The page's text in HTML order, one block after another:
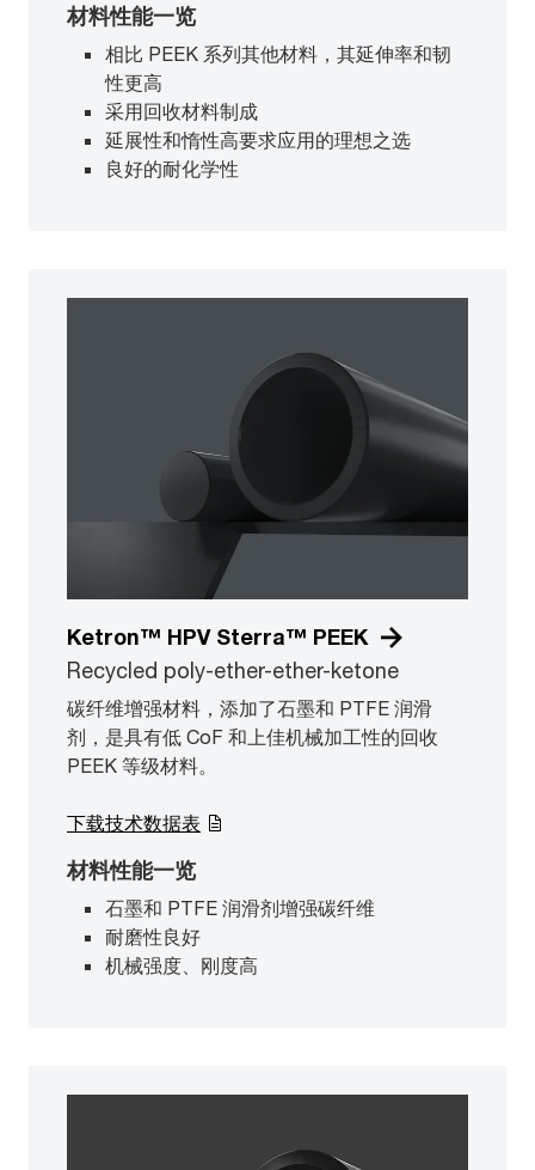
材料性能一览
相比 PEEK 系列其他材料，其延伸率和韧
性更高
采用回收材料制成
延展性和惰性高要求应用的理想之选
良好的耐化学性
Ketron™ HPV Sterra™ PEEK
Recycled poly-ether-ether-ketone
碳纤维增强材料，添加了石墨和 PTFE 润滑
剂，是具有低 CoF 和上佳机械加工性的回收
PEEK 等级材料。
材料性能一览
石墨和 PTFE 润滑剂增强碳纤维
耐磨性良好
机械强度、刚度高
下载技术数据表